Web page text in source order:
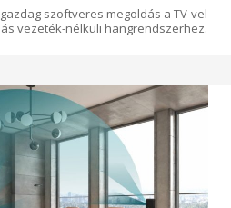
szoftveres megoldás a TV-vel
vezeték-nélküli hangrendszerhez.